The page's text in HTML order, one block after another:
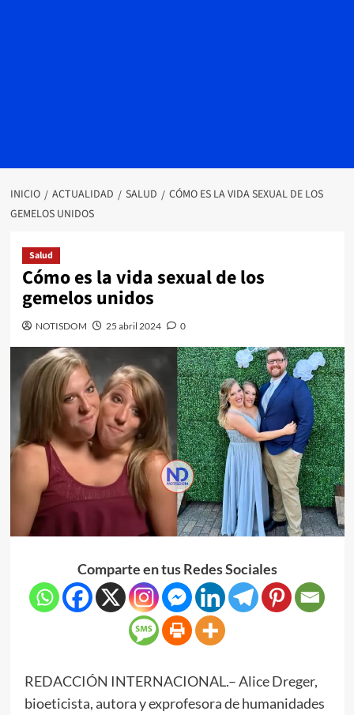
INICIO ACTUALIDAD SALUD
CÓMO ES LA VIDA SEXUAL DE LOS
GEMELOS UNIDOS
Salud
Cómo es la vida sexual de los
gemelos unidos
NOTISDOM 25 abril 2024 0
Comparte en tus Redes Sociales
REDACCIÓN INTERNACIONAL.– Alice Dreger,
bioeticista, autora y exprofesora de humanidades